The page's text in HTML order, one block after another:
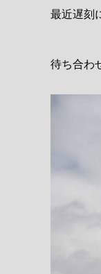
最近遅刻
待ち合わ